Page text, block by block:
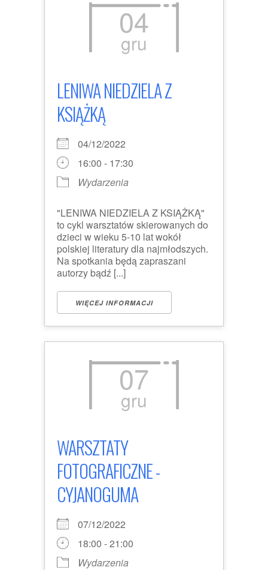
04
gru
LENIWA NIEDZIELA Z
KSIĄŻKĄ
04/12/2022
16:00 - 17:30
Wydarzenia
"LENIWA NIEDZIELA Z KSIĄŻKĄ"
to cykl warsztatów skierowanych do
dzieci w wieku 5-10 lat wokół
polskiej literatury dla najmłodszych.
Na spotkania będą zapraszani
autorzy bądź [...]
WIĘCEJ INFORMACJI
07
gru
WARSZTATY
FOTOGRAFICZNE -
CYJANOGUMA
07/12/2022
18:00 - 21:00
Wydarzenia